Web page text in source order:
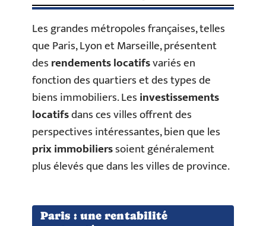
Les grandes métropoles françaises, telles
que Paris, Lyon et Marseille, présentent
desrendements locatifsvariés en
fonction des quartiers et des types de
biens immobiliers. Lesinvestissements
locatifsdans ces villes offrent des
perspectives intéressantes, bien que les
prix immobilierssoient généralement
plus élevés que dans les villes de province.
Paris : une rentabilité